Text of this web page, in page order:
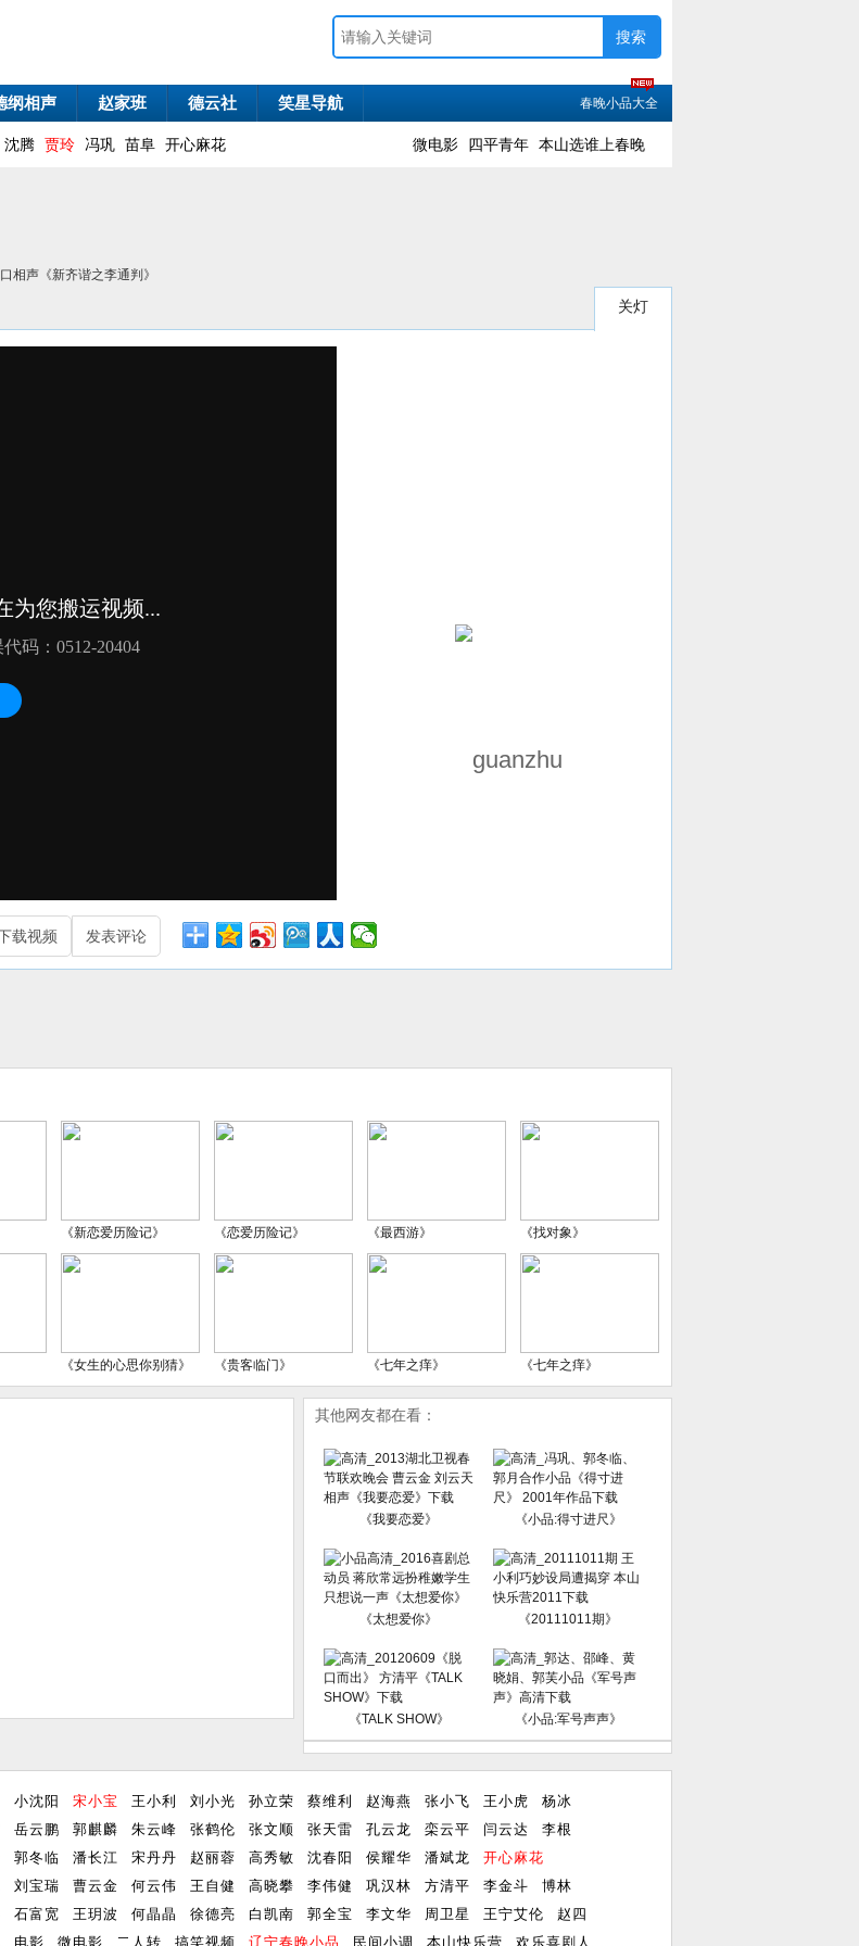
纲相声 赵家班 德云社 笑星导航 春晚小品大全
沈腾 贾玲 冯巩 苗阜 开心麻花 微电影 四平青年 本山选谁上春晚
相声《新齐谐之李通判》
关灯
载视频 发表评论
《新恋爱历险记》 《恋爱历险记》 《最西游》 《找对象》
《女生的心思你别猜》 《贵客临门》 《七年之痒》 《七年之痒》
其他网友都在看：
《我要恋爱》 《小品:得寸进尺》
《太想爱你》 《20111011期》
《TALK SHOW》 《小品:军号声声》
小沈阳 宋小宝 王小利 刘小光 孙立荣 蔡维利 赵海燕 张小飞 王小虎
杨冰
岳云鹏 郭麒麟 朱云峰 张鹤伦 张文顺 张天雷 孔云龙 栾云平 闫云达
李根
郭冬临 潘长江 宋丹丹 赵丽蓉 高秀敏 沈春阳 侯耀华 潘斌龙
开心麻花
刘宝瑞 曹云金 何云伟 王自健 高晓攀 李伟健 巩汉林 方清平 李金斗
博林
石富宽 王玥波 何晶晶 徐德亮 白凯南 郭全宝 李文华 周卫星 王宁艾伦
赵四
电影 微电影 二人转 搞笑视频 辽宁春晚小品 民间小调 本山快乐营 欢乐喜剧人